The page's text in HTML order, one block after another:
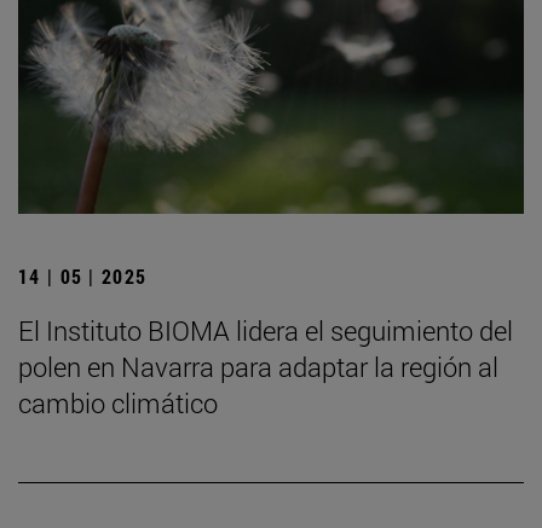
14 | 05 | 2025
El Instituto BIOMA lidera el seguimiento del
polen en Navarra para adaptar la región al
cambio climático